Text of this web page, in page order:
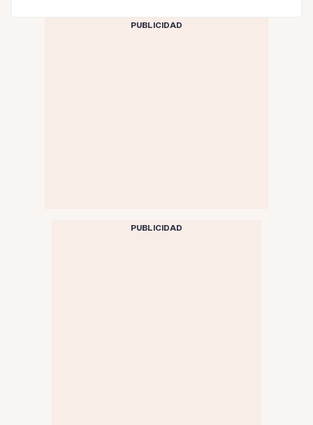
PUBLICIDAD
PUBLICIDAD